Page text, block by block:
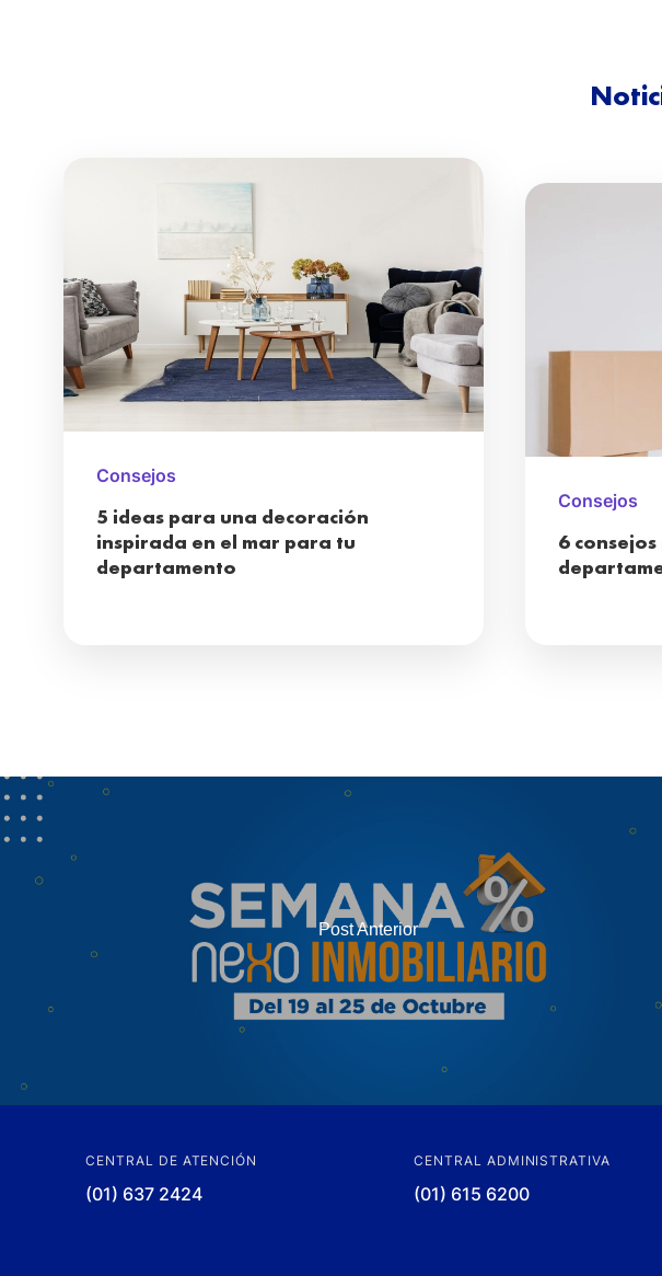
Consejos
5 ideas para una decoración
inspirada en el mar para tu
departamento
Consejos
6
Post Anterior
CENTRAL DE ATENCIÓN
(01) 637 2424
CENTRAL ADMINISTRATIVA
(01) 615 6200